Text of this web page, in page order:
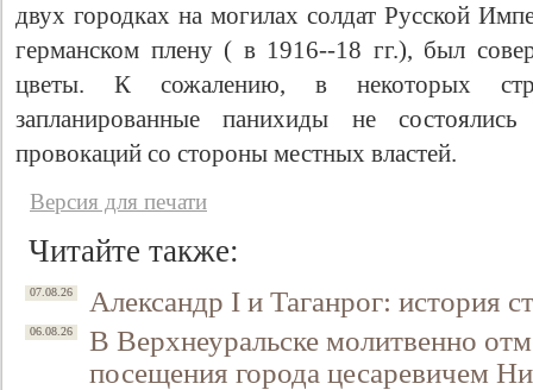
двух городках на могилах солдат Русской
германском плену ( в 1916--18 гг.), был
цветы. К сожалению, в некоторых
запланированные панихиды не
провокаций со стороны местных властей.
Версия для печати
Читайте также:
07.08.26 Александр I и Таганрог: история
06.08.26
В Верхнеуральске молитвенно
посещения города цесаревичем